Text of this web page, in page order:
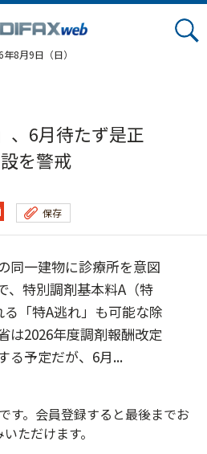
8月9日（日）
、6月待たず是正
を警戒
保存
同一建物に診療所を意図
、特別調剤基本料A（特
「特A逃れ」も可能な除
は2026年度調剤報酬改定
る予定だが、6月...
す。会員登録すると最後までお
ただけます。